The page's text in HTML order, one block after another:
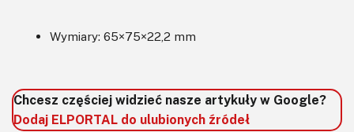
Wymiary: 65×75×22,2 mm
Chcesz częściej widzieć nasze artykuły w Google?
Dodaj ELPORTAL do ulubionych źródeł